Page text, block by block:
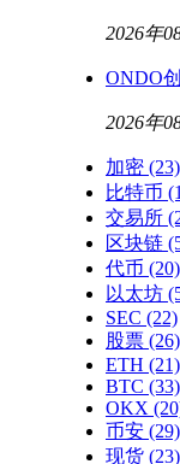
2026年
ONDO
2026年
加密 (23)
比特币
交易所
区块链
代币 (20)
以太坊
SEC (22)
股票 (26)
ETH (21)
BTC (33)
OKX
币安 (29)
现货 (23)